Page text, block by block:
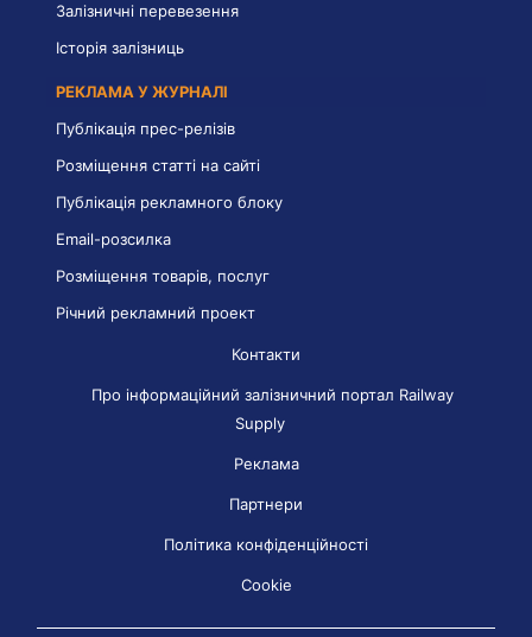
Залізничні перевезення
Історія залізниць
РЕКЛАМА У ЖУРНАЛІ
Публікація прес-релізів
Розміщення статті на сайті
Публікація рекламного блоку
Email-розсилка
Розміщення товарів, послуг
Річний рекламний проект
Контакти
Про інформаційний залізничний портал Railway
Supply
Реклама
Партнери
Політика конфіденційності
Cookie